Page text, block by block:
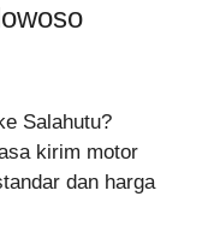
Salahutu?
kirim motor
dan harga